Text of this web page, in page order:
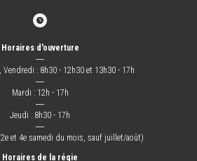
Horaires d'ouverture
―
Vendredi : 8h30 - 12h30 et 13h30 - 17h
―
Mardi : 12h - 17h
―
Jeudi : 8h30 - 17h
―
et 4e samedi du mois, sauf juillet/août)
Horaires de la régie